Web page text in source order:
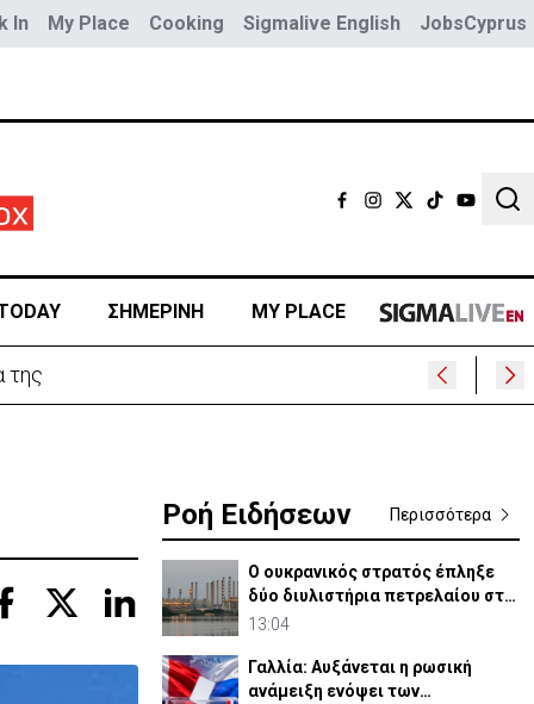
In My Place Cooking Sigmalive English JobsCyprus
ΣΗΜΕΡΙΝΗ MY PLACE
Ροή Ειδήσεων Περισσότερα
Ο ουκρανικός στρατός έπληξε
δύο διυλιστήρια πετρελαίου στη
Ρωσία
13:04
Γαλλία: Αυξάνεται η ρωσική
ανάμειξη ενόψει των